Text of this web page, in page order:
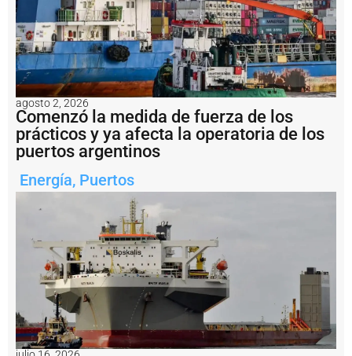
.
2
m
il
l
o
n
e
s
a
b
u
a
n
g
agosto 2, 2026
Comenzó la medida de fuerza de los
prácticos y ya afecta la operatoria de los
puertos argentinos
Energía, Puertos